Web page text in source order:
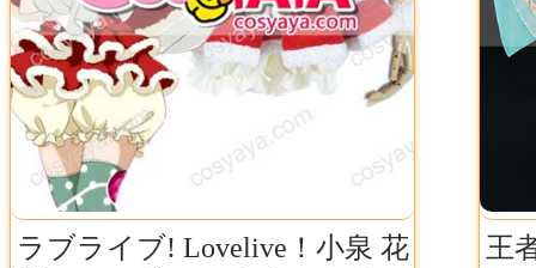
ラブライブ! Lovelive！小泉 花
王